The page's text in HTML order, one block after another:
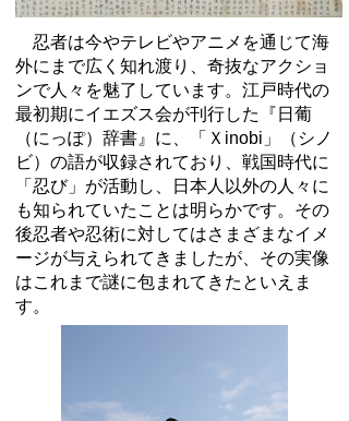
忍者は今やテレビやアニメを通じて海
外にまで広く知れ渡り、奇抜なアクショ
ンで人々を魅了しています。江戸時代の
最初期にイエズス会が刊行した『日葡
（にっぽ）辞書』に、「Ｘinobi」（シノ
ビ）の語が収録されており、戦国時代に
「忍び」が活動し、日本人以外の人々に
も知られていたことは明らかです。その
後忍者や忍術に対してはさまざまなイメ
ージが与えられてきましたが、その実像
はこれまで謎に包まれてきたといえま
す。